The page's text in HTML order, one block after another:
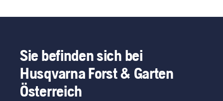
Sie befinden sich bei
Husqvarna Forst & Garten
Österreich